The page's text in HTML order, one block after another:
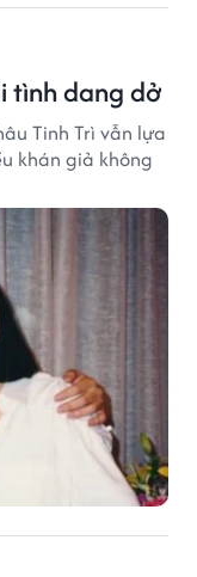
tình dang dở
Tinh Trì vẫn lựa
khán giả không